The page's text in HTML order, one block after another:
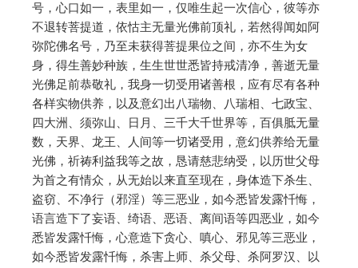
号，心口如一，表里如一，仅唯生起一次信心，彼等亦
不退转菩提道，依怙主无量光佛前顶礼，若然得闻如阿
弥陀佛名号，乃至未获得菩提果位之间，亦不生为女
身，得生善妙种族，生生世世悉皆持戒清净，善逝无量
光佛足前恭敬礼，我身一切受用诸善根，应有尽有各种
各样实物供养，以及意幻出八瑞物、八瑞相、七政宝、
四大洲、须弥山、日月、三千大千世界等，百俱胝无量
数，天界、龙王、人间等一切诸受用，意幻供养给无量
光佛，祈祷利益我等之故，恳请慈悲纳受，以历世父母
为首之有情众，从无始以来直至现在，身体造下杀生、
盗窃、不净行（邪淫）等三恶业，如今悉皆发露忏悔，
语言造下了妄语、绮语、恶语、离间语等四恶业，如今
悉皆发露忏悔，心意造下贪心、嗔心、邪见等三恶业，
如今悉皆发露忏悔，杀害上师、杀父母、杀阿罗汉、以